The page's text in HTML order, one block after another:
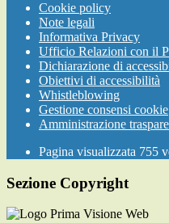
Cookie policy
Note legali
Informativa Privacy
Ufficio Relazioni con il
Dichiarazione di
Obiettivi di accessibilità
Whistleblowing
Gestione consensi cookie
Amministrazione
Pagina visualizzata 755
Sezione Copyright